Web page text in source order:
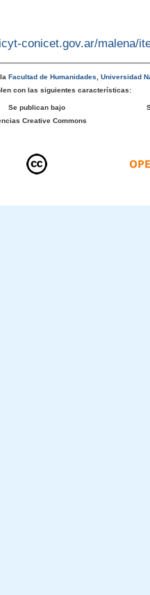
conicet.gov.ar/malena/
laFacultad de Humanidades,Universidad
con las siguientes características:
Se publican bajo
Creative Commons